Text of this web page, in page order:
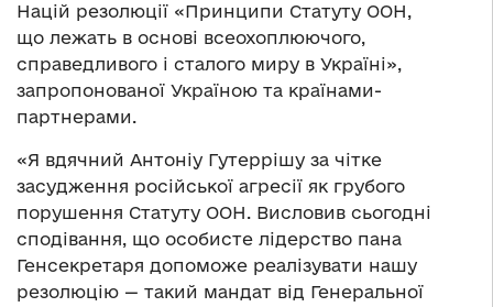
Націй резолюції «Принципи Статуту ООН,
що лежать в основі всеохоплюючого,
справедливого і сталого миру в Україні»,
запропонованої Україною та країнами-
партнерами.
«Я вдячний Антоніу Гутеррішу за чітке
засудження російської агресії як грубого
порушення Статуту ООН. Висловив сьогодні
сподівання, що особисте лідерство пана
Генсекретаря допоможе реалізувати нашу
резолюцію — такий мандат від Генеральної